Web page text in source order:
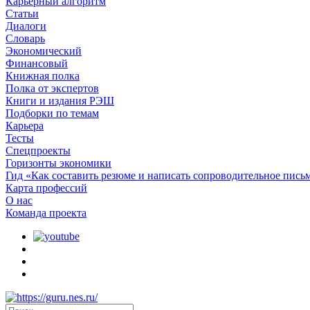
Статьи
Диалоги
Словарь
Экономический
Финансовый
Книжная полка
Полка от экспертов
Книги и издания РЭШ
Подборки по темам
Карьера
Тесты
Спецпроекты
Горизонты экономики
Гид «Как составить резюме и написать сопроводительное
Карта профессий
О наc
Команда проекта